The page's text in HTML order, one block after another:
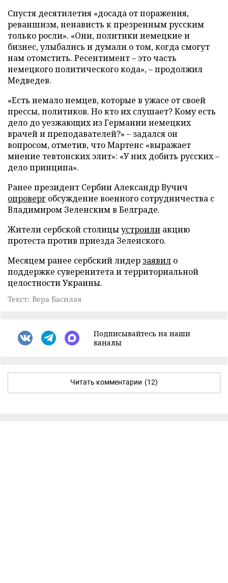
Спустя десятилетия «досада от поражения,
реваншизм, ненависть к презренным русским
только росли». «Они, политики немецкие и
бизнес, улыбались и думали о том, когда смогут
нам отомстить. Ресентимент – это часть
немецкого политического кода», – продолжил
Медведев.
«Есть немало немцев, которые в ужасе от своей
прессы, политиков. Но кто их слушает? Кому есть
дело до уезжающих из Германии немецких
врачей и преподавателей?» – задался он
вопросом, отметив, что Мартенс «выражает
мнение тевтонских элит»: «У них добить русских –
дело принципа».
Ранее президент Сербии Александр Вучич
опроверг обсуждение военного сотрудничества с
Владимиром Зеленским в Белграде.
Жители сербской столицыустроили акцию
протеста против приезда Зеленского.
Месяцем ранее сербский лидер заявил о
поддержке суверенитета и территориальной
целостности Украины.
Текст: Вера Басилая
Подписывайтесь на наши
каналы
Читать комментарии (12)